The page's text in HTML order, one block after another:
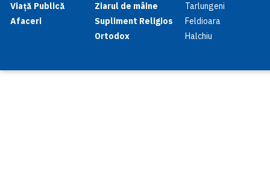
Viață Publică
Afaceri
Ziarul de mâine
Supliment Religios
Ortodox
Tarlungeni
Feldioara
Halchiu